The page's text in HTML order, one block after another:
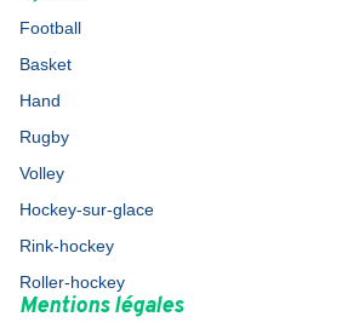
Football
Basket
Hand
Rugby
Volley
Hockey-sur-glace
Rink-hockey
Roller-hockey
Mentions légales